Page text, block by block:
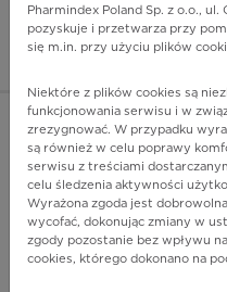
ZALOGUJ SIĘ
Pharmindex Poland Sp. z o.o.,
pozyskuje i przetwarza przy
się m.in. przy użyciu plików
Niektóre z plików cookies są
funkcjonowania serwisu i w
zrezygnować. W przypadku
są również w celu poprawy
serwisu z treściami
celu śledzenia aktywności
Wyrażona zgoda jest
wycofać, dokonując zmiany w
zgody pozostanie bez wpływu
cookies, którego dokonano na